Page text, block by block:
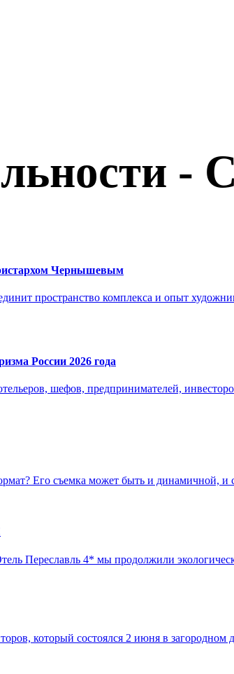
-
Чернышевым
пространство комплекса и опыт
России 2026 года
шефов, предпринимателей,
Его съемка может быть и динамичной, и
Переславль 4* мы продолжили
который состоялся 2 июня в